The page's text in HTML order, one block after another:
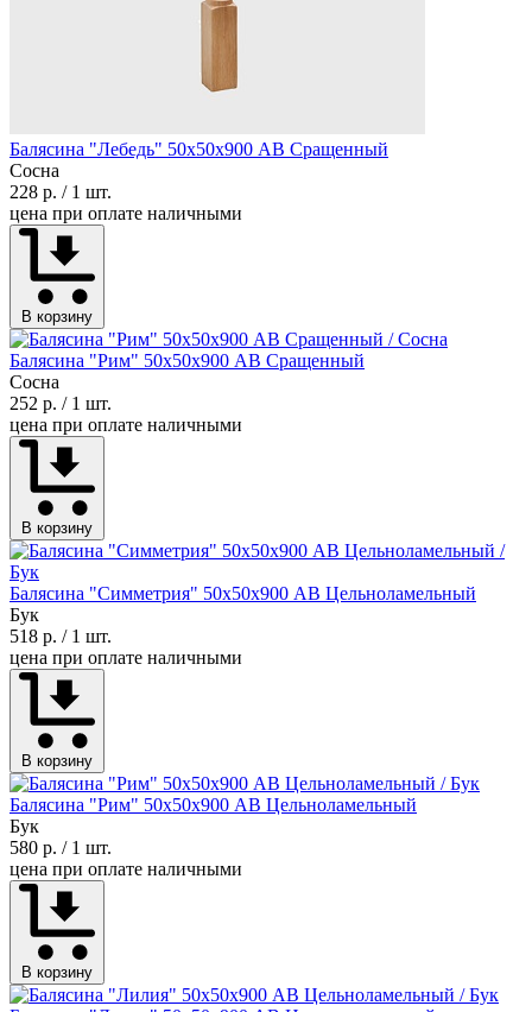
Балясина "Лебедь" 50х50х900 АВ Сращенный
Сосна
228 р. / 1 шт.
цена при оплате наличными
В корзину
Балясина "Рим" 50х50х900 АВ Сращенный
Сосна
252 р. / 1 шт.
цена при оплате наличными
В корзину
Балясина "Симметрия" 50х50х900 АВ Цельноламельный
Бук
518 р. / 1 шт.
цена при оплате наличными
В корзину
Балясина "Рим" 50х50х900 АВ Цельноламельный
Бук
580 р. / 1 шт.
цена при оплате наличными
В корзину